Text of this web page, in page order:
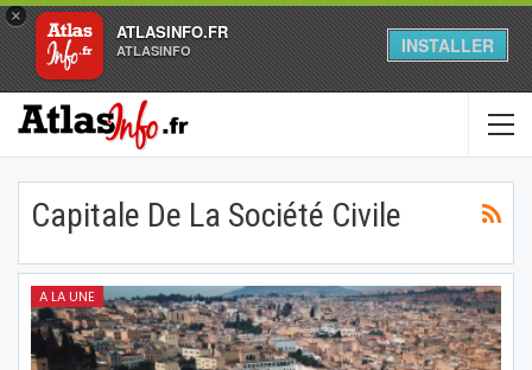
×
ATLASINFO.FR
ATLASINFO INSTALLER
Capitale De La Société Civile
A LA UNE